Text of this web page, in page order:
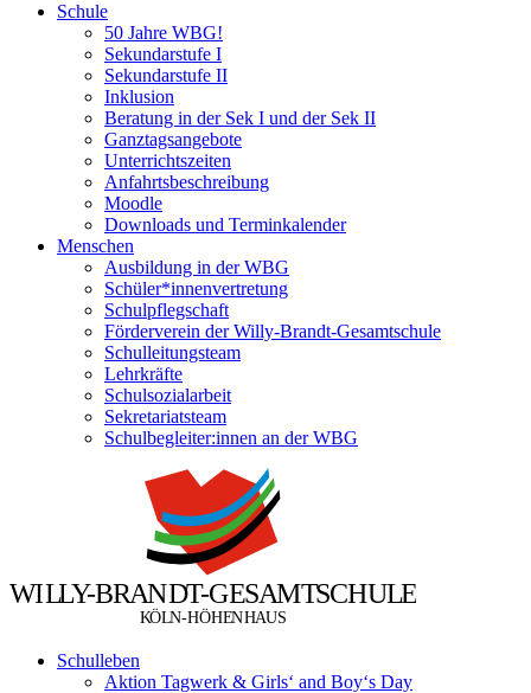
Schule
50 Jahre WBG!
Sekundarstufe I
Sekundarstufe II
Inklusion
Beratung in der Sek I und der Sek II
Ganztagsangebote
Unterrichtszeiten
Anfahrtsbeschreibung
Moodle
Downloads und Terminkalender
Menschen
Ausbildung in der WBG
Schüler*innenvertretung
Schulpflegschaft
Förderverein der Willy-Brandt-Gesamtschule
Schulleitungsteam
Lehrkräfte
Schulsozialarbeit
Sekretariatsteam
Schulbegleiter:innen an der WBG
WILLY-BRANDT-GESAMTSCHULE
KÖLN-HÖHENHAUS
Schulleben
Aktion Tagwerk & Girls‘ and Boy‘s Day